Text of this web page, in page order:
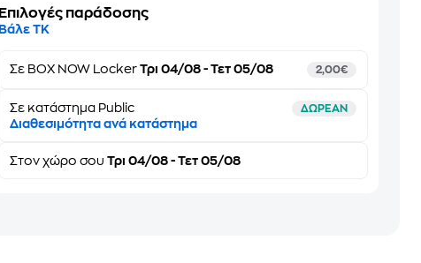
Επιλογές παράδοσης
Βάλε ΤΚ
Σε BOX NOW Locker Τρι 04/08 - Τετ 05/08 2,00€
Σε κατάστημα Public ΔΩΡΕΑΝ
Διαθεσιμότητα ανά κατάστημα
Στονχώρο σου Τρι 04/08 - Τετ 05/08